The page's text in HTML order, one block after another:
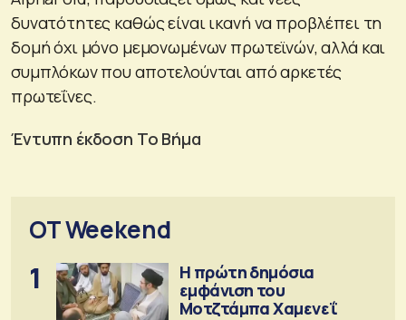
δυνατότητες καθώς είναι ικανή να προβλέπει τη
δομή όχι μόνο μεμονωμένων πρωτεϊνών, αλλά και
συμπλόκων που αποτελούνται από αρκετές
πρωτεΐνες.
Έντυπη έκδοση Το Βήμα
OT Weekend
1
Η πρώτη δημόσια
εμφάνιση του
Μοτζτάμπα Χαμενεΐ